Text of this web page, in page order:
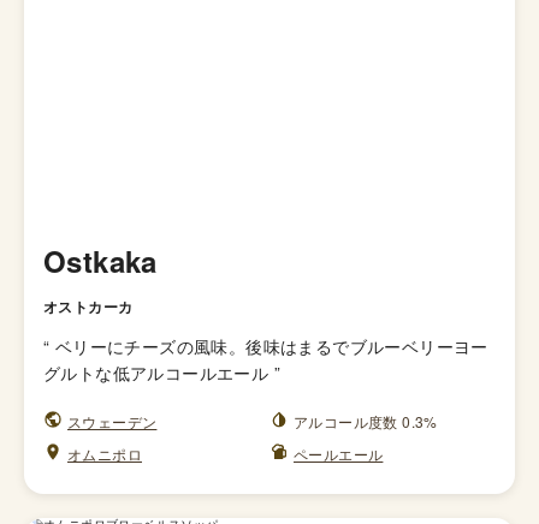
Ostkaka
オストカーカ
“ ベリーにチーズの風味。後味はまるでブルーベリーヨー
グルトな低アルコールエール ”
スウェーデン
アルコール度数 0.3%
オムニポロ
ペールエール